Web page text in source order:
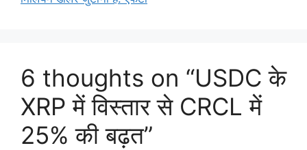
6 thoughts on “USDC के
XRP में विस्तार से CRCL में
25% की बढ़त”